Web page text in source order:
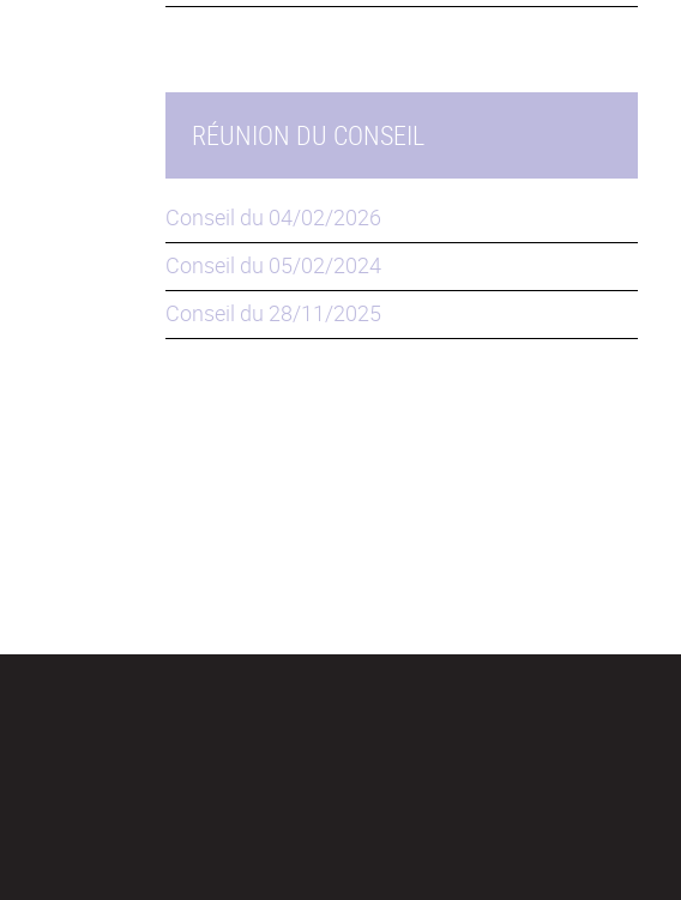
RÉUNION DU CONSEIL
Conseil du 04/02/2026
Conseil du 05/02/2024
Conseil du 28/11/2025